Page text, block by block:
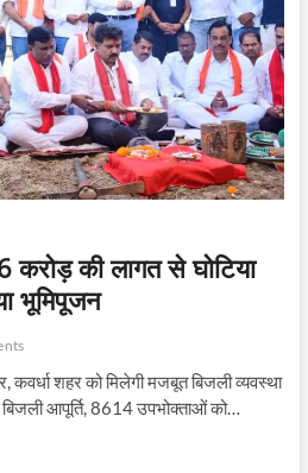
की लागत से घोटिया
भूमिपूजन
कवर्धा शहर को मिलेगी मजबूत बिजली व्यवस्था
बिजली आपूर्ति, 8614 उपभोक्ताओं को…